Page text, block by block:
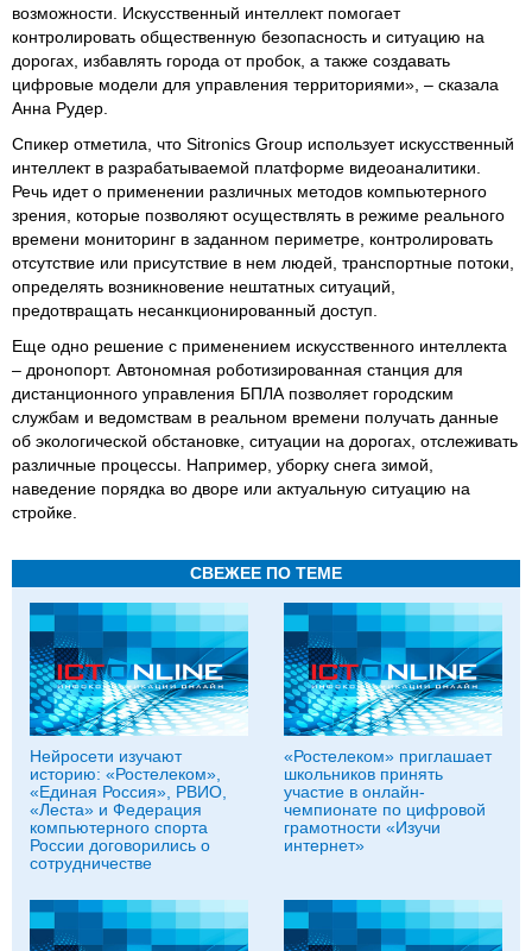
возможности. Искусственный интеллект помогает
контролировать общественную безопасность и ситуацию на
дорогах, избавлять города от пробок, а также создавать
цифровые модели для управления территориями», – сказала
Анна Рудер.
Спикер отметила, что Sitronics Group использует искусственный
интеллект в разрабатываемой платформе видеоаналитики.
Речь идет о применении различных методов компьютерного
зрения, которые позволяют осуществлять в режиме реального
времени мониторинг в заданном периметре, контролировать
отсутствие или присутствие в нем людей, транспортные потоки,
определять возникновение нештатных ситуаций,
предотвращать несанкционированный доступ.
Еще одно решение с применением искусственного интеллекта
– дронопорт. Автономная роботизированная станция для
дистанционного управления БПЛА позволяет городским
службам и ведомствам в реальном времени получать данные
об экологической обстановке, ситуации на дорогах, отслеживать
различные процессы. Например, уборку снега зимой,
наведение порядка во дворе или актуальную ситуацию на
стройке.
СВЕЖЕЕ ПО ТЕМЕ
Нейросети изучают
историю: «Ростелеком»,
«Единая Россия», РВИО,
«Леста» и Федерация
компьютерного спорта
России договорились о
сотрудничестве
«Ростелеком» приглашает
школьников принять
участие в онлайн-
чемпионате по цифровой
грамотности «Изучи
интернет»